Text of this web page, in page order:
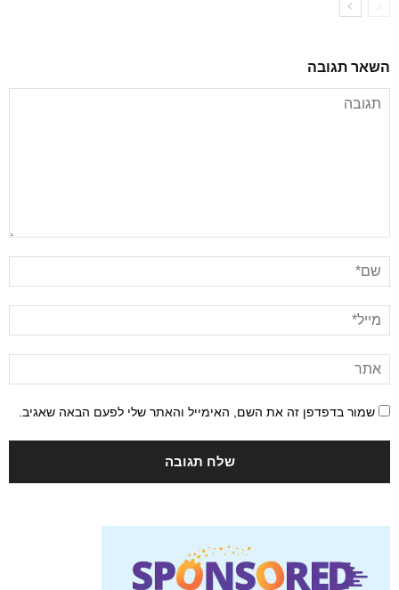
השאר תגובה
שמור בדפדפן זה את השם, האימייל והאתר שלי לפעם הבאה שאגיב.